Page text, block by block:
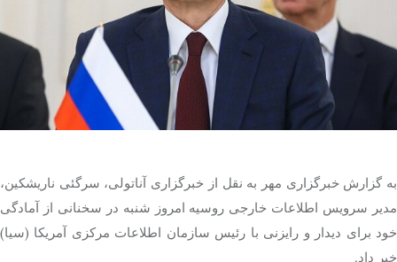
تک کده
پایگاه خبری آبان
خرید موتور ایمپلنت
به گزارش خبرگزاری مهر به نقل از خبرگزاری آناتولی، سرگئی ناریشکین،
مدیر سرویس اطلاعات خارجی روسیه امروز شنبه در سخنانی از آمادگی
خود برای دیدار و رایزنی با رئیس سازمان اطلاعات مرکزی آمریکا (سیا)
خبر داد.